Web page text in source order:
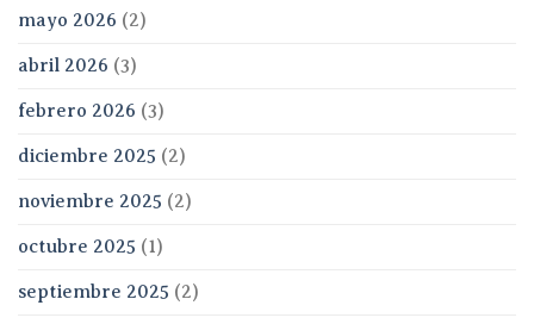
mayo 2026 (2)
abril 2026 (3)
febrero 2026 (3)
diciembre 2025 (2)
noviembre 2025 (2)
octubre 2025 (1)
septiembre 2025 (2)